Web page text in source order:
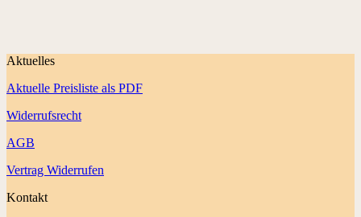
Aktuelles
Aktuelle Preisliste als PDF
Widerrufsrecht
AGB
Vertrag Widerrufen
Kontakt